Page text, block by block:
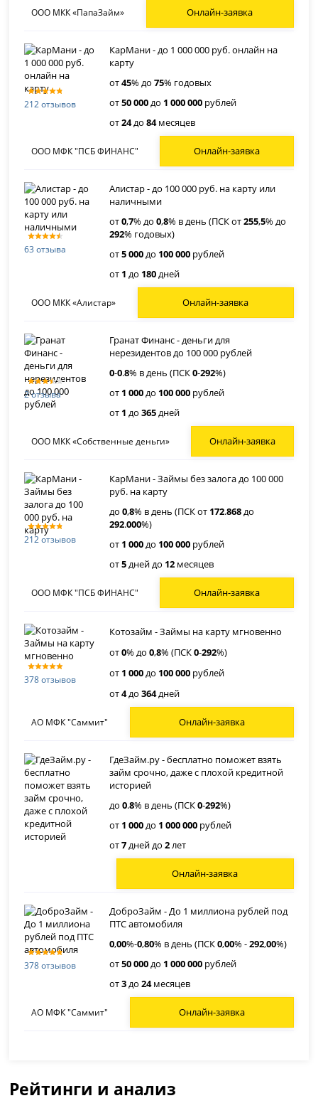
ООО МКК «ПапаЗайм» Онлайн-заявка
212 отзывов
КарМани - до 1 000 000 руб. онлайн на
карту
от45% до75% годовых
от50 000до 1 000 000 рублей
от24до84месяцев
ООО МФК "ПСБ ФИНАНС" Онлайн-заявка
63 отзыва
Алистар - до 100 000 руб. на карту или
наличными
от0,7% до0,8% в день (ПСК от255,5% до
292% годовых)
от5 000до 100 000 рублей
от 1 до 180дней
ООО МКК «Алистар» Онлайн-заявка
2 отзыва
Гранат Финанс - деньги для
нерезидентов до 100 000 рублей
0-0.8% в день (ПСК0-292%)
от 1 000до 100 000 рублей
от 1 до365дней
ООО МКК «Собственные деньги» Онлайн-заявка
212 отзывов
КарМани - Займы без залога до 100 000
руб. на карту
до0,8% в день (ПСК от 172.868до
292.000%)
от 1 000до 100 000 рублей
от5дней до 12 месяцев
ООО МФК "ПСБ ФИНАНС" Онлайн-заявка
378 отзывов
Котозайм - Займы на карту мгновенно
от0% до0,8% (ПСК0-292%)
от 1 000до 100 000 рублей
от4до364дней
АО МФК "Саммит" Онлайн-заявка
ГдеЗайм.ру - бесплатно поможет взять
займ срочно, даже с плохой кредитной
историей
до0.8% в день (ПСК0-292%)
от 1 000до 1 000 000 рублей
от7дней до2лет
Онлайн-заявка
378 отзывов
ДоброЗайм - До 1 миллиона рублей под
ПТС автомобиля
0,00%-0,80% в день (ПСК0,00% -292,00%)
от50 000до 1 000 000 рублей
от3до24месяцев
АО МФК "Саммит" Онлайн-заявка
Рейтинги и анализ